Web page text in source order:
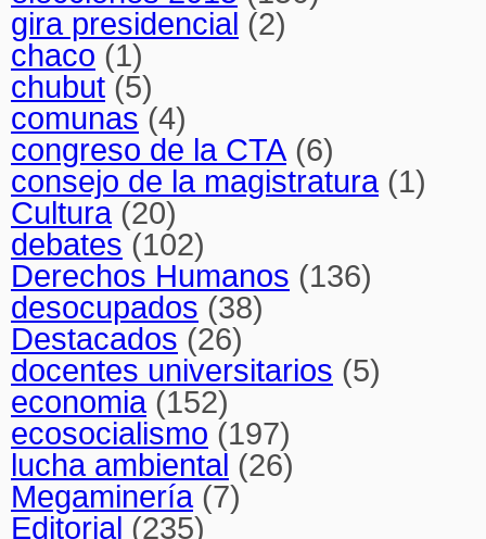
gira presidencial (2)
chaco (1)
chubut (5)
comunas (4)
congreso de la CTA (6)
consejo de la magistratura(1)
Cultura(20)
debates (102)
Derechos Humanos (136)
desocupados (38)
Destacados (26)
docentes universitarios (5)
economia(152)
ecosocialismo (197)
lucha ambiental (26)
Megaminería(7)
Editorial (235)